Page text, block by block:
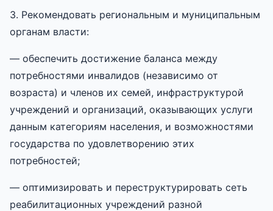
3. Рекомендовать региональным и муниципальным
органам власти:
— обеспечить достижение баланса между
потребностями инвалидов (независимо от
возраста) и членов их семей, инфраструктурой
учреждений и организаций, оказывающих услуги
данным категориям населения, и возможностями
государства по удовлетворению этих
потребностей;
— оптимизировать и переструктурировать сеть
реабилитационных учреждений разной